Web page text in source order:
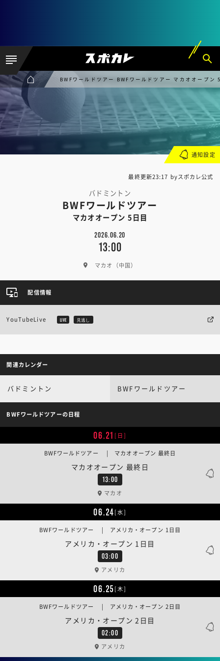
BWFワールドツアー BWFワールドツアー マカオオープン
最終更新23:17 byスポカレ公式
バドミントン
BWFワールドツアー
マカオオープン 5日目
2026.06.20
13:00
マカオ（中国）
通知設定
配信情報
YouTubeLive LIVE 見逃し
関連カレンダー
バドミントン BWFワールドツアー
BWFワールドツアーの日程
06.21 [日]
13:00
マカオオープン 最終日
BWFワールドツアー | マカオオープン 最終日
マカオ
06.24[水]
03:00
アメリカ・オープン 1日目
BWFワールドツアー | アメリカ・オープン 1日目
アメリカ
06.25[木]
02:00
アメリカ・オープン 2日目
BWFワールドツアー | アメリカ・オープン 2日目
アメリカ